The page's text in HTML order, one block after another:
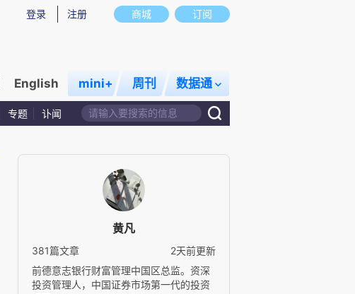
商城 订阅
登录 注册
English mini+ 周刊 数据通
专题 讣闻
黄凡
381篇文章
2天前更新
前德意志银行财富管理中国区总监。资深
投资管理人，中国证券市场第一代的投资